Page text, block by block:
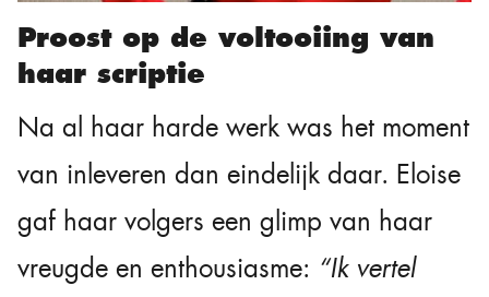
Proost op de voltooiing van
haar scriptie
Na al haar harde werk was het moment
van inleveren dan eindelijk daar. Eloise
gaf haar volgers een glimp van haar
vreugde en enthousiasme: “Ik vertel